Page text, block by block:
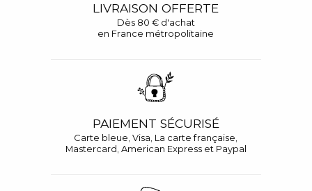
LIVRAISON OFFERTE
Dès 80 € d'achat
en France métropolitaine
PAIEMENT SÉCURISÉ
Carte bleue, Visa, La carte française,
Mastercard, American Express et Paypal